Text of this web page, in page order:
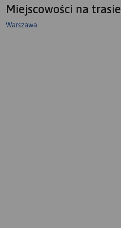
Miejscowości na trasie
Warszawa